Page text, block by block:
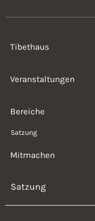
Tibethaus
Veranstaltungen
Bereiche
Satzung
Mitmachen
Satzung